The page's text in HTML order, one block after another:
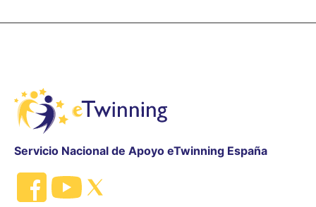
Servicio Nacional de Apoyo eTwinning España